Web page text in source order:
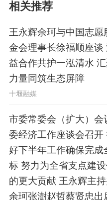
效，全面提升安全
水平。
会议指出，要
形势，协同推进
长，走出一条符
发展之路。要全
战，积极争取政策
增项目准入关，
力。要探索生态价
相关推荐
王永辉余珂与中国志愿
金会理事长徐福顺座谈
益合作共护一泓清水
力量同筑生态屏障
十堰融媒
市委常委会（扩大）会
委经济工作座谈会召开
好下半年工作确保完成
标 努力为全省支点建
的更大贡献 王永辉主
余珂张澍赵哲蔡贤忠出